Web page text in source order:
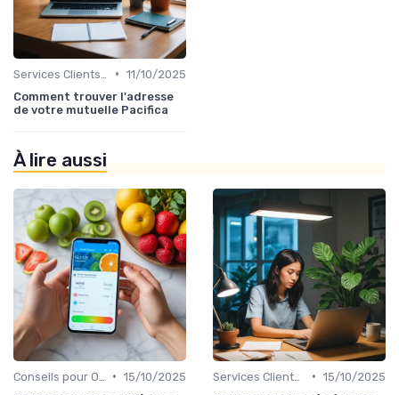
• 11/10/2025
Comment trouver l'adresse
de votre mutuelle Pacifica
À lire aussi
• 15/10/2025
• 15/10/2025